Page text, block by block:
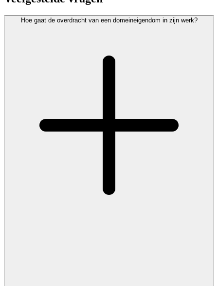
Hoe gaat de overdracht van een domeineigendom in zijn werk?